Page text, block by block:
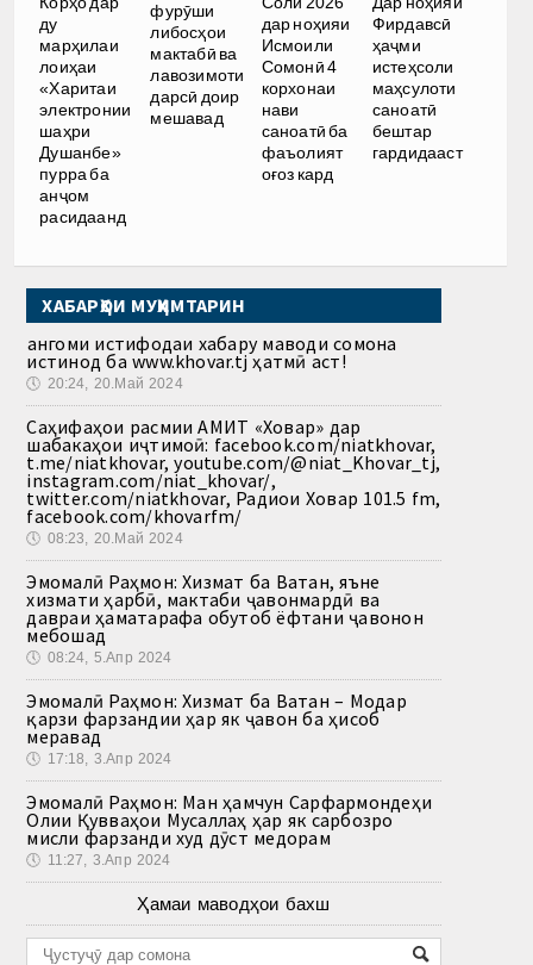
ду
марҳилаи
лоиҳаи
«Харитаи
электронии
шаҳри
Душанбе»
пурра ба
анҷом
расидаанд
фурӯши
либосҳои
мактабӣ ва
лавозимоти
дарсӣ доир
мешавад
дар ноҳияи
Исмоили
Сомонӣ 4
корхонаи
нави
саноатӣ ба
фаъолият
оғоз кард
Фирдавсӣ
ҳаҷми
истеҳсоли
маҳсулоти
саноатӣ
бештар
гардидааст
ХАБАРҲОИ МУҲИМТАРИН
Ҳангоми истифодаи хабару маводи сомона
истинод ба www.khovar.tj ҳатмӣ аст!
🕔 20:24, 20.Май 2024
Саҳифаҳои расмии АМИТ «Ховар» дар
шабакаҳои иҷтимоӣ: facebook.com/niatkhovar,
t.me/niatkhovar, youtube.com/@niat_Khovar_tj,
instagram.com/niat_khovar/,
twitter.com/niatkhovar, Радиои Ховар 101.5 fm,
facebook.com/khovarfm/
🕔 08:23, 20.Май 2024
Эмомалӣ Раҳмон: Хизмат ба Ватан, яъне
хизмати ҳарбӣ, мактаби ҷавонмардӣ ва
давраи ҳаматарафа обутоб ёфтани ҷавонон
мебошад
🕔 08:24, 5.Апр 2024
Эмомалӣ Раҳмон: Хизмат ба Ватан – Модар
қарзи фарзандии ҳар як ҷавон ба ҳисоб
меравад
🕔 17:18, 3.Апр 2024
Эмомалӣ Раҳмон: Ман ҳамчун Сарфармондеҳи
Олии Қувваҳои Мусаллаҳ ҳар як сарбозро
мисли фарзанди худ дӯст медорам
🕔 11:27, 3.Апр 2024
Ҳамаи маводҳои бахш